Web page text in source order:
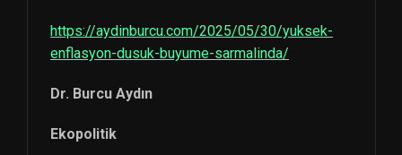
https://aydinburcu.com/2025/05/30/yuksek-
enflasyon-dusuk-buyume-sarmalinda/
Dr. Burcu Aydın
Ekopolitik